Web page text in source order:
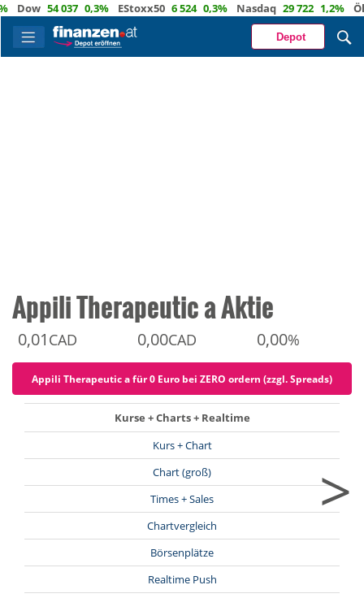
54 037 0,3% EStoxx50 6 524 0,3% Nasdaq 29 722 1,2% Öl
Depot
Appili Therapeutic a Aktie
0,01 CAD 0,00CAD 0,00%
Appili Therapeutic a für 0 Euro bei ZERO ordern (zzgl. Spreads)
Kurse + Charts + Realtime
Kurs + Chart
Chart (groß)
Times + Sales
Chartvergleich
Börsenplätze
Realtime Push
>